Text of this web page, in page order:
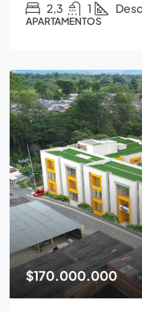
2,3 1
APARTAMENTOS
$170.000.000